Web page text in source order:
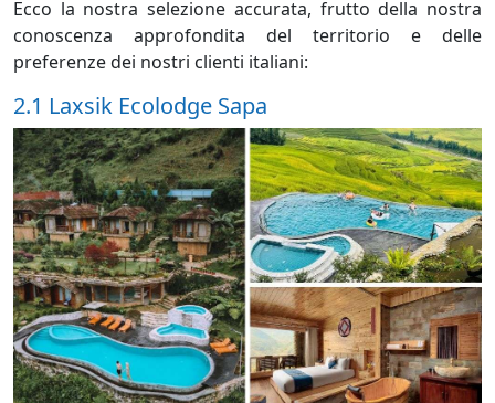
Ecco la nostra selezione accurata, frutto della nostra
conoscenza approfondita del territorio e delle
preferenze dei nostri clienti italiani:
2.1 Laxsik Ecolodge Sapa